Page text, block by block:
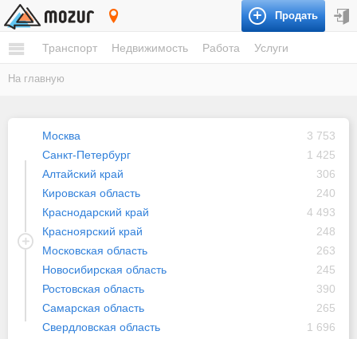
Продать
Транспорт Недвижимость Работа Услуги
На главную
Москва
3 753
Санкт-Петербург
1 425
Алтайский край
306
Кировская область
240
Краснодарский край
4 493
Красноярский край
248
Московская область
263
Новосибирская область
245
Ростовская область
390
Самарская область
265
Свердловская область
1 696